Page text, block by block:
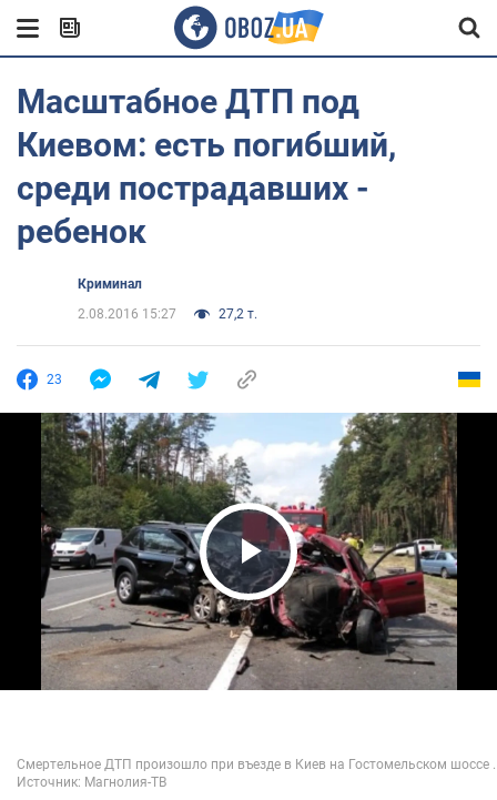
Масштабное ДТП под
Киевом: есть погибший,
среди пострадавших -
ребенок
Криминал
2.08.2016 15:27
27,2 т.
23
Play Video